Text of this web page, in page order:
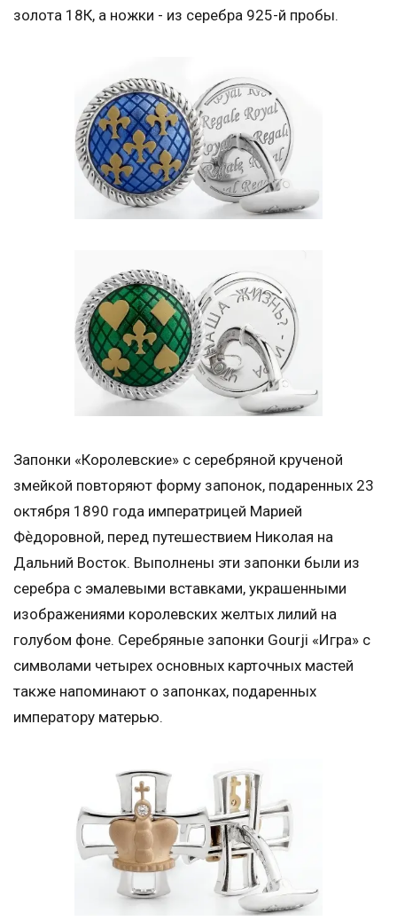
золота 18К, а ножки - из серебра 925-й пробы.
Запонки «Королевские» с серебряной крученой
змейкой повторяют форму запонок, подаренных 23
октября 1890 года императрицей Марией
Фѐдоровной, перед путешествием Николая на
Дальний Восток. Выполнены эти запонки были из
серебра c эмалевыми вставками, украшенными
изображениями королевских желтых лилий на
голубом фоне. Серебряные запонки Gourji «Игра» с
символами четырех основных карточных мастей
также напоминают о запонках, подаренных
императору матерью.